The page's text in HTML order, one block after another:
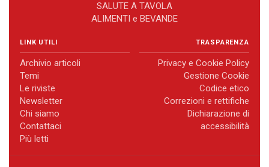
SALUTE A TAVOLA
ALIMENTI e BEVANDE
LINK UTILI
Archivio articoli
Temi
Le riviste
Newsletter
Chi siamo
Contattaci
Più letti
TRASPARENZA
Privacy e Cookie Policy
Gestione Cookie
Codice etico
Correzioni e rettifiche
Dichiarazione di
accessibilità